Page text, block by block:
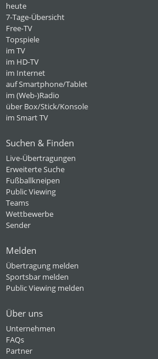
heute
7-Tage-Übersicht
Free-TV
Topspiele
im TV
im HD-TV
im Internet
auf Smartphone/Tablet
im (Web-)Radio
über Box/Stick/Konsole
im Smart TV
Suchen & Finden
Live-Übertragungen
Erweiterte Suche
Fußballkneipen
Public Viewing
Teams
Wettbewerbe
Sender
Melden
Übertragung melden
Sportsbar melden
Public Viewing melden
Über uns
Unternehmen
FAQs
Partner